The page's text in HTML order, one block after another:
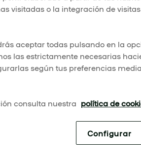
estas aventuras en vivo.
visitadas o la integración de
aceptar todas pulsando en la
las estrictamente necesarias
según tus preferencias
consulta nuestra política de
Configurar